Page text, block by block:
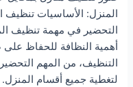
المنزل: الأساسيات تنظيف
التحضير في مهمة تنظيف
أهمية النظافة للحفاظ
التنظيف، من المهم
لتغطية جميع أقسام